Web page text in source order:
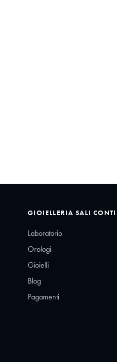
GIOIELLERIA SALI CONTI
Laboratorio
Orologi
Gioielli
Blog
Pagamenti